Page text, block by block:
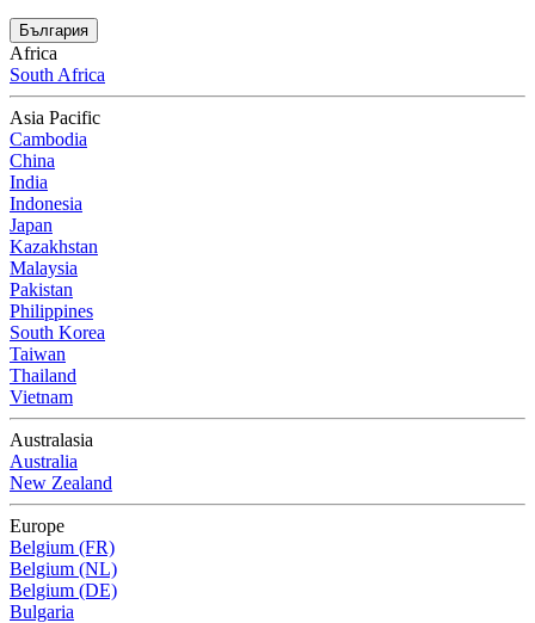
България
Africa
South Africa
Asia Pacific
Cambodia
China
India
Indonesia
Japan
Kazakhstan
Malaysia
Pakistan
Philippines
South Korea
Taiwan
Thailand
Vietnam
Australasia
Australia
New Zealand
Europe
Belgium (FR)
Belgium (NL)
Belgium (DE)
Bulgaria